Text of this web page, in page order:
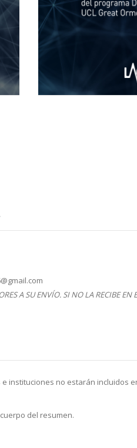
A SU ENVÍO. SI NO LA RECIBE EN
instituciones no estarán incluidos
del resumen.